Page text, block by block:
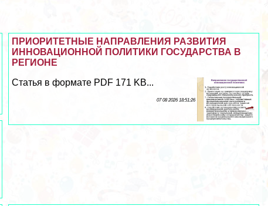
ПРИОРИТЕТНЫЕ НАПРАВЛЕНИЯ РАЗВИТИЯ
ИННОВАЦИОННОЙ ПОЛИТИКИ ГОСУДАРСТВА В
РЕГИОНЕ
Статья в формате PDF 171 KB...
07 08 2026 18:51:26